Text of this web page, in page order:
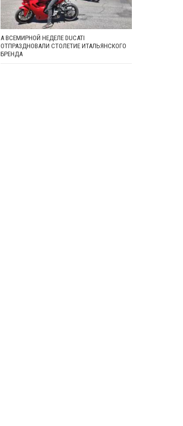
А ВСЕМИРНОЙ НЕДЕЛЕ DUCATI
ОТПРАЗДНОВАЛИ СТОЛЕТИЕ ИТАЛЬЯНСКОГО
БРЕНДА